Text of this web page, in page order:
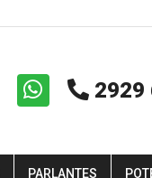
2929
PARLANTES